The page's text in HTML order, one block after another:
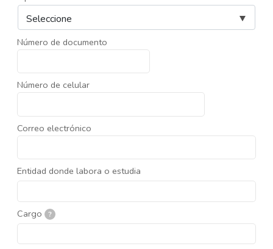
Número de documento
Número de celular
Correo electrónico
Entidad donde labora o estudia
Cargo ?